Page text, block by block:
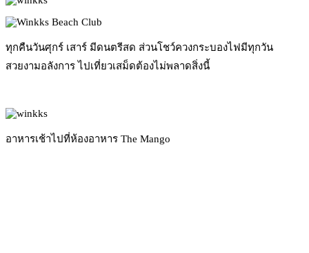
ทุกคืนวันศุกร์ เสาร์ มีดนตรีสด ส่วนโชว์ควงกระบองไฟมีทุกวัน
สวยงามอลังการ ไปเที่ยวเสม็ดต้องไม่พลาดสิ่งนี้
อาหารเช้าไปที่ห้องอาหาร The Mango